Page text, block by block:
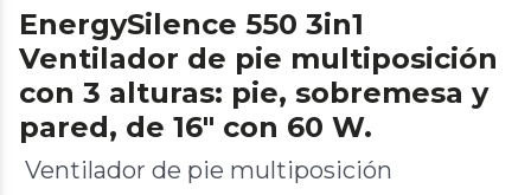
EnergySilence 550 3in1
Ventilador de pie multiposición
con 3 alturas: pie, sobremesa y
pared, de 16" con 60 W.
Ventilador de pie multiposición